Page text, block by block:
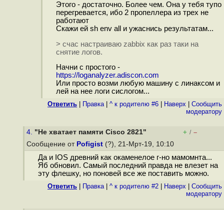
Этого - достаточно. Более чем. Она у тебя тупо
перегревается, ибо 2 пропеллера из трех не
работают
Скажи ей sh env all и ужаснись результатам...
> счас настраиваю zabbix как раз таки на
снятие логов.
Начни с простого -
https://loganalyzer.adiscon.com
Или просто возми любую машину с линаксом и
лей на нее логи сислогом...
Ответить Правка| ^ к родителю #6 Наверх
Cообщить
модератору
4. "Не хватает памяти Cisco 2821" + / –
Сообщение от Pofigist (?), 21-Мрт-19, 10:10
Да и IOS древний как окаменелое г-но мамомнта...
Яб обновил. Самый последний правда не влезет на
эту флешку, но поновей все же поставить можно.
Ответить Правка| ^ к родителю #2 Наверх
Cообщить
модератору